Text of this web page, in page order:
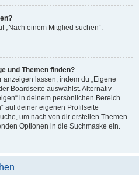
„Nach einem Mitglied suchen“.
und Themen finden?
lassen, indem du „Eigene
Boardseite auswählst. Alternativ
in deinem persönlichen Bereich
auf deiner eigenen Profilseite
um nach von dir erstellen Themen
Optionen in die Suchmaske ein.